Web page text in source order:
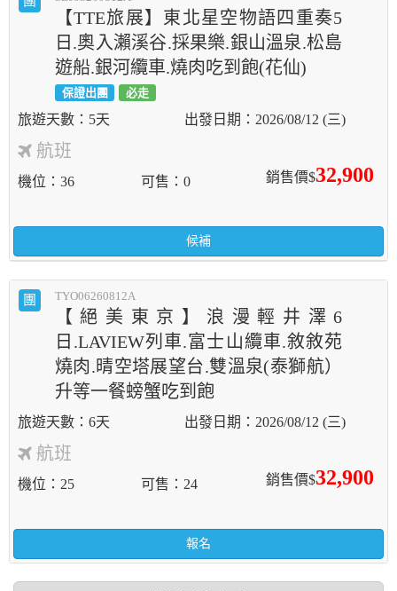
【TTE旅展】東北星空物語四重奏5
日.奧入瀨溪谷.採果樂.銀山溫泉.松島
遊船.銀河纜車.燒肉吃到飽(花仙)
保證出團 必走
5天 2026/08/12 (三)
航班
銷售價$32,900
機位 36 可售 0
候補
團 TYO06260812A
【絕美東京】浪漫輕井澤6
日.LAVIEW列車.富士山纜車.敘敘苑
燒肉.晴空塔展望台.雙溫泉(泰獅航）
升等一餐螃蟹吃到飽
6天 2026/08/12 (三)
航班
銷售價$32,900
機位 25 可售 24
報名